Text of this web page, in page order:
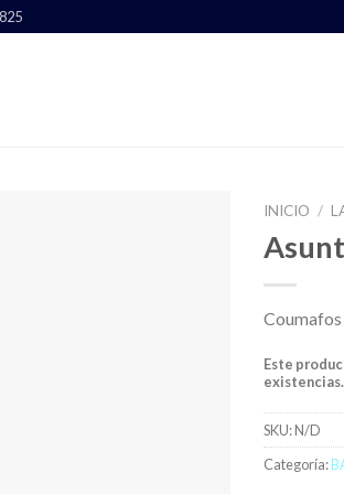
INICIO /
Coumafos
Este
existencias.
SKU:N/D
Categoría: